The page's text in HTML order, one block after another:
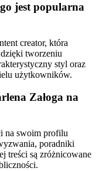
jest popularna
creator, która
tworzeniu
styl oraz
użytkowników.
Załoga na
na swoim profilu
poradniki
treści są zróżnicowane